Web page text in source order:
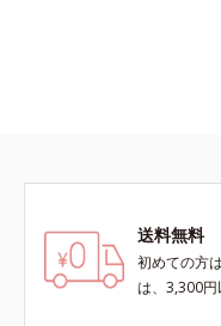
送料無料
初めての方
は、3,300